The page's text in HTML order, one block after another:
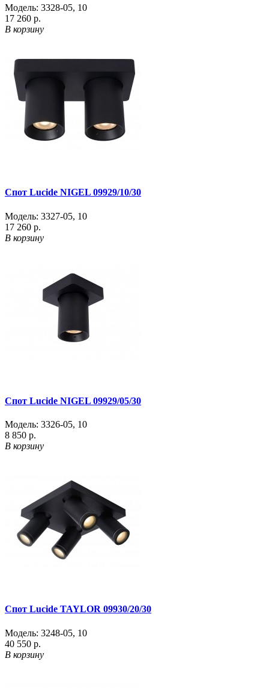
Модель: 3328-05, 10
17 260 р.
В корзину
Спот Lucide NIGEL 09929/10/30
Модель: 3327-05, 10
17 260 р.
В корзину
Спот Lucide NIGEL 09929/05/30
Модель: 3326-05, 10
8 850 р.
В корзину
Спот Lucide TAYLOR 09930/20/30
Модель: 3248-05, 10
40 550 р.
В корзину